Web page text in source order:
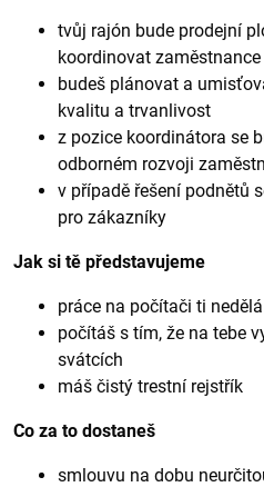
tvůj rajón bude prodejní
koordinovat
budeš plánovat a
kvalitu a trvanlivost
z pozice koordinátora se
odborném rozvoji
v případě řešení podnětů
pro zákazníky
Jak si tě představujeme
práce na počítači ti
počítáš s tím, že na tebe
svátcích
máš čistý trestní rejstřík
Co za to dostaneš
smlouvu na dobu